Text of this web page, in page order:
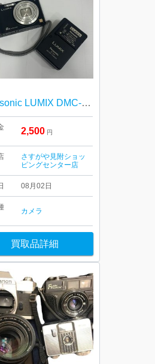
Panasonic LUMIX DMC-ZX3
2,500 円
さすがや見附ショッ
ピングセンター店
08月02日
カメラ
買取品詳細